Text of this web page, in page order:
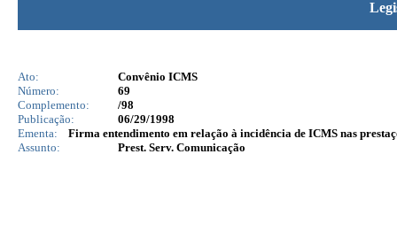
Ato:
Convênio ICMS
Número:
69
Complemento:
/98
Publicação:
06/29/1998
Ementa:
Firma entendimento em relação à incidência de ICMS nas
Assunto:
Prest. Serv. Comunicação